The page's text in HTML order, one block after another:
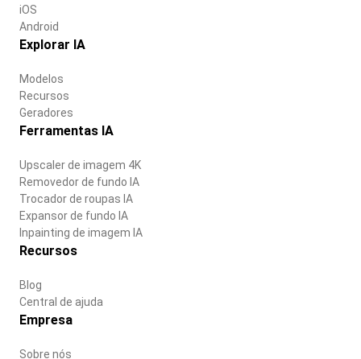
iOS
Android
Explorar IA
Modelos
Recursos
Geradores
Ferramentas IA
Upscaler de imagem 4K
Removedor de fundo IA
Trocador de roupas IA
Expansor de fundo IA
Inpainting de imagem IA
Recursos
Blog
Central de ajuda
Empresa
Sobre nós